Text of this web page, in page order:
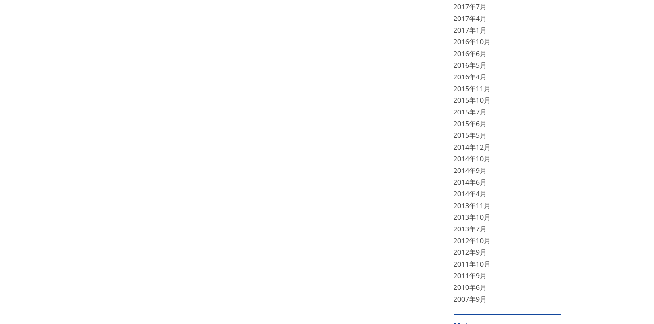
2017年7月
2017年4月
2017年1月
2016年10月
2016年6月
2016年5月
2016年4月
2015年11月
2015年10月
2015年7月
2015年6月
2015年5月
2014年12月
2014年10月
2014年9月
2014年6月
2014年4月
2013年11月
2013年10月
2013年7月
2012年10月
2012年9月
2011年10月
2011年9月
2010年6月
2007年9月